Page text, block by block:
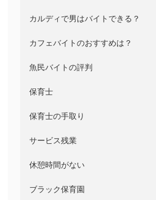
カルディで男はバイトできる？
カフェバイトのおすすめは？
魚民バイトの評判
保育士
保育士の手取り
サービス残業
休憩時間がない
ブラック保育園